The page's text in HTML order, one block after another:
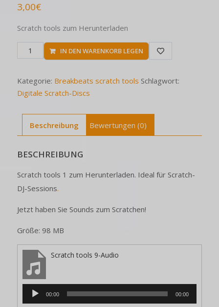
3,00€
Scratch tools zum Herunterladen
IN DEN WARENKORB LEGEN
Kategorie: Breakbeats scratch tools Schlagwort:
Digitale Scratch-Discs
Beschreibung Bewertungen (0)
BESCHREIBUNG
Scratch tools 1 zum Herunterladen. Ideal für Scratch-
DJ-Sessions.
Jetzt haben Sie Sounds zum Scratchen!
Größe: 98 MB
Scratch tools 9-Audio
Audio-
Player
00:00 00:00